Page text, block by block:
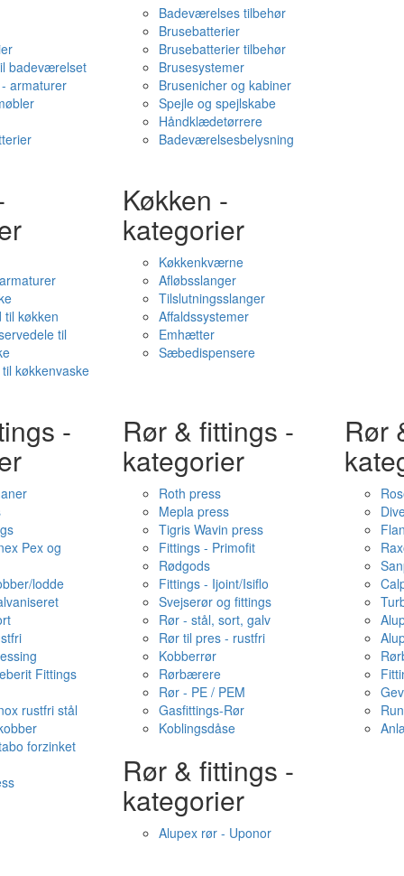
badeværelset
armaturer
Badeværelses tilbehør
Brusebatterier
Brusebatterier tilbehør
Brusesystemer
Brusenicher og kabiner
Spejle og spejlskabe
Håndklædetørrere
Badeværelsesbelysning
til køkken
til
køkkenvaske
Køkken -
kategorier
Køkkenkværne
Afløbsslanger
Tilslutningsslanger
Affaldssystemer
Emhætter
Sæbedispensere
-
Pex og
lodde
Fittings
rustfri stål
forzinket
Rør & fittings -
kategorier
Roth press
Mepla press
Tigris Wavin press
Fittings - Primofit
Rødgods
Fittings - Ijoint/Isiflo
Svejserør og fittings
Rør - stål, sort, galv
Rør til pres - rustfri
Kobberrør
Rørbærere
Rør - PE / PEM
Gasfittings-Rør
Koblingsdåse
Rør
Rør & fittings -
kategorier
Alupex rør - Uponor